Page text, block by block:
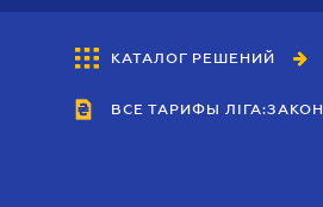
БУХГАЛТЕР&ЗАКОН
ВЕСТНИК МСФО
КАТАЛОГ РЕШЕНИЙ
ВСЕ ТАРИФЫ ЛІГА:ЗАКОН